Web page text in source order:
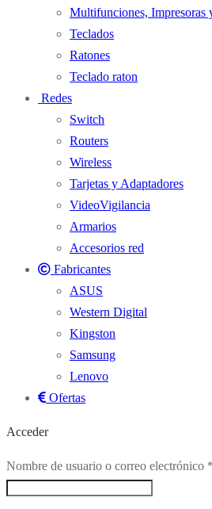
Multifunciones, Impresoras
Teclados
Ratones
Teclado raton
Redes
Switch
Routers
Wireless
Tarjetas y Adaptadores
VideoVigilancia
Armarios
Accesorios red
Fabricantes
ASUS
Western Digital
Kingston
Samsung
Lenovo
Ofertas
Acceder
Nombre de usuario o correo electrónico *